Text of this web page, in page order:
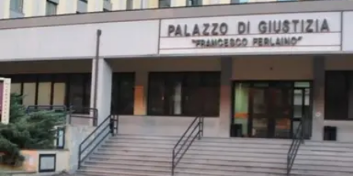
SOCIETÀ
CULTURA
ECONOMIA E LAVORO
EVENTI
SPORT